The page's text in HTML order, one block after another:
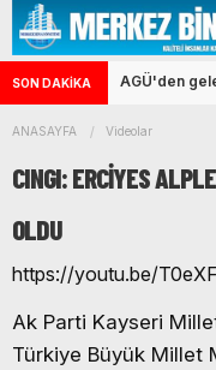
SON DAKİKA AGÜ'den
ANASAYFA Videolar
CINGI: ERCIYES
OLDU
https://youtu.be/
Ak Parti Kayseri
Türkiye Büyük Millet